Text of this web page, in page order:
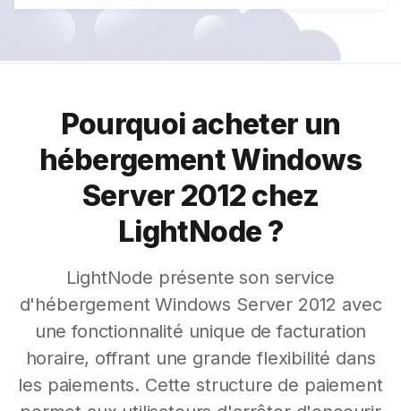
Pourquoi acheter un
hébergement Windows
Server 2012 chez
LightNode ?
LightNode présente son service
d'hébergement Windows Server 2012 avec
une fonctionnalité unique de facturation
horaire, offrant une grande flexibilité dans
les paiements. Cette structure de paiement